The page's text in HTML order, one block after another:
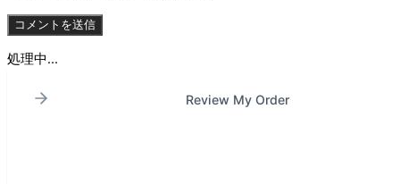
処理中...
Review My Order